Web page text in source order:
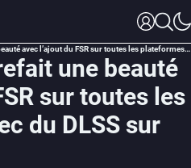
Helldivers 2 se refait une beauté avec l’ajout du FSR sur toutes les plateformes, avec du DLSS sur PC
une beauté
sur toutes les
du DLSS sur